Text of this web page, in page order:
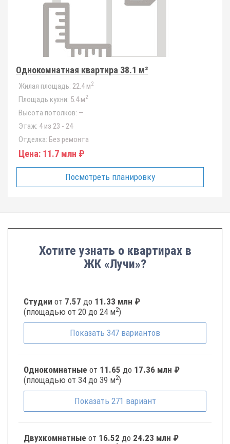
Однокомнатная квартира 38.1 м²
Жилая площадь: 22.4 м2
Площадь кухни: 5.4 м2
Высота потолков: —
Этаж: 4 из 23 - 24
Отделка: Без ремонта
Цена: 11.7 млн ₽
Посмотреть планировку
Хотите узнать о квартирах в
ЖК «Лучи»?
Студии от 7.57 до 11.33 млн ₽
(площадью от 20 до 24 м2)
Показать 347 вариантов
Однокомнатные от 11.65 до 17.36 млн ₽
(площадью от 34 до 39 м2)
Показать 271 вариант
Двухкомнатные от 16.52 до 24.23 млн ₽